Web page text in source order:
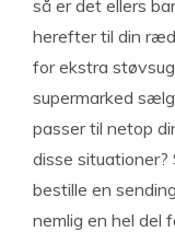
så er det ellers
herefter til din
for ekstra
supermarked
passer til netop
disse situationer?
bestille en
nemlig en hel del